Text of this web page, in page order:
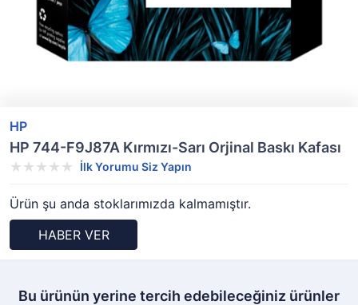
HP
HP 744-F9J87A Kırmızı-Sarı Orjinal Baskı Kafası
İlk Yorumu Siz Yapın
Ürün şu anda stoklarımızda kalmamıştır.
HABER VER
Bu ürünün yerine tercih edebileceğiniz ürünler